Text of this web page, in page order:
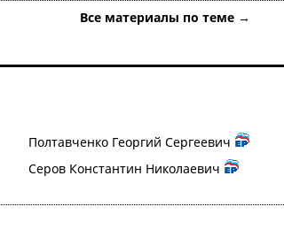
Все материалы по теме →
Полтавченко Георгий Сергеевич
Серов Константин Николаевич